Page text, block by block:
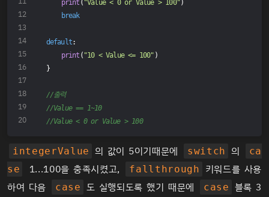
print ( "Value < 0 or Value > 100")
break
default:
print ( "10 < Value <= 100" )
}
//출력
//Value == 1~10
//Value < 0 or Value > 100
integerValue 의 값이 5이기때문에 switch 의
ca
se
1...100을 충족시켰고, fallthrough
키워드를 사용
하여 다음
case 도 실행되도록 했기 때문에 case 블록 3